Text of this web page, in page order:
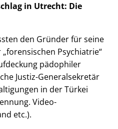
in Utrecht: Die
den Gründer für seine
forensischen Psychiatrie
pädophiler
Justiz-Generalsekretär
in der Türkei
Video-
etc.).